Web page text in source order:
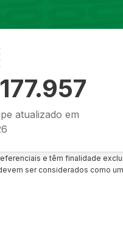
atualizado em
e têm finalidade
ser considerados como